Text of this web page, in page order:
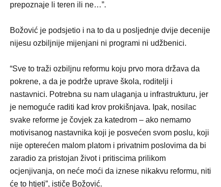
prepoznaje li teren ili ne…”.
Božović je podsjetio i na to da u posljednje dvije decenije
nijesu ozbiljnije mijenjani ni programi ni udžbenici.
“Sve to traži ozbiljnu reformu koju prvo mora država da
pokrene, a da je podrže uprave škola, roditelji i
nastavnici. Potrebna su nam ulaganja u infrastrukturu, jer
je nemoguće raditi kad krov prokišnjava. Ipak, nosilac
svake reforme je čovjek za katedrom – ako nemamo
motivisanog nastavnika koji je posvećen svom poslu, koji
nije opterećen malom platom i privatnim poslovima da bi
zaradio za pristojan život i pritiscima prilikom
ocjenjivanja, on neće moći da iznese nikakvu reformu, niti
će to htjeti”, ističe Božović.